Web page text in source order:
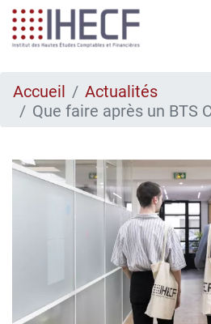
Aller
au
contenu
Accueil
Actualités
Que faire après un BTS